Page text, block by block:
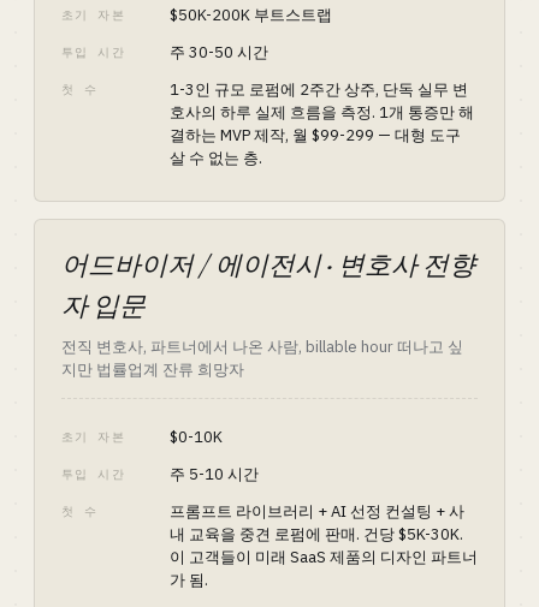
초기 자본 $50K-200K 부트스트랩
투입 시간 주 30-50 시간
첫 수
1-3인 규모 로펌에 2주간 상주, 단독 실무 변
호사의 하루 실제 흐름을 측정. 1개 통증만 해
결하는 MVP 제작, 월 $99-299 — 대형 도구
살 수 없는 층.
어드바이저 / 에이전시 · 변호사 전향
자 입문
전직 변호사, 파트너에서 나온 사람, billable hour 떠나고 싶
지만 법률업계 잔류 희망자
초기 자본 $0-10K
투입 시간 주 5-10 시간
첫 수
프롬프트 라이브러리 + AI 선정 컨설팅 + 사
내 교육을 중견 로펌에 판매. 건당 $5K-30K.
이 고객들이 미래 SaaS 제품의 디자인 파트너
가 됨.